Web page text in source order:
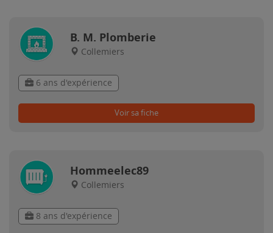
B. M. Plomberie
Collemiers
6 ans d'expérience
Voir sa fiche
Hommeelec89
Collemiers
8 ans d'expérience